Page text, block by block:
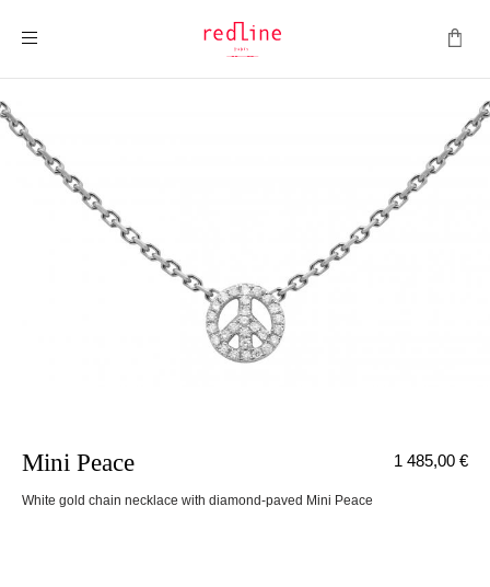
Mini Peace
White gold chain necklace with diamond-paved Mini Peace
1 485,00 €